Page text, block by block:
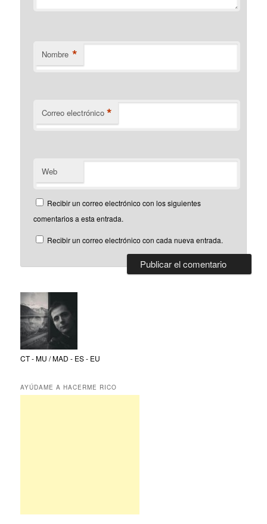
Nombre *
Correo electrónico *
Web
Recibir un correo electrónico con los siguientes
comentarios a esta entrada.
Recibir un correo electrónico con cada nueva entrada.
CT - MU / MAD - ES - EU
AYÚDAME A HACERME RICO